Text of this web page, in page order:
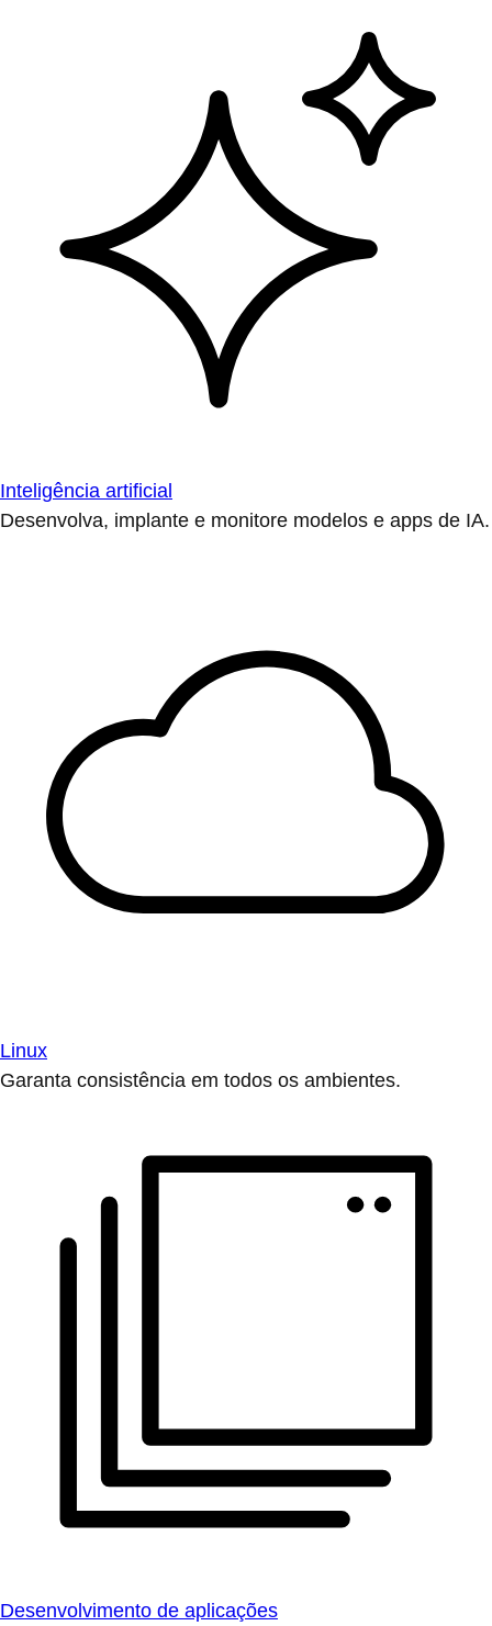
Inteligência artificial
Desenvolva, implante e monitore modelos e apps de IA.
Linux
Garanta consistência em todos os ambientes.
Desenvolvimento de aplicações